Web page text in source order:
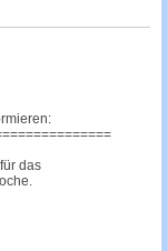
das